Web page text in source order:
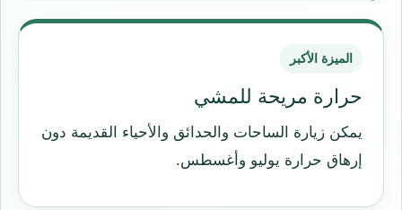
الميزة الأكبر
حرارة مريحة للمشي
يمكن زيارة الساحات والحدائق والأحياء القديمة دون
إرهاق حرارة يوليو وأغسطس.